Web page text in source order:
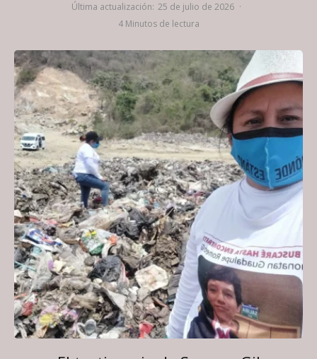
Última actualización: 25 de julio de 2026 ·
4 Minutos de lectura